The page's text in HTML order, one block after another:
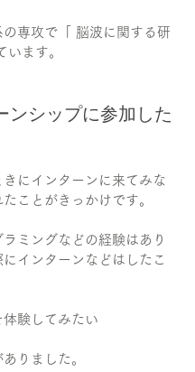
の専攻で「 脳波に関する研
います。
ンシップに参加した
にインターンに来てみな
ことがきっかけです。
ラミングなどの経験はあり
にインターンなどはしたこ
体験してみたい
りました。